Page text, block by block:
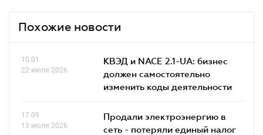
Похожие новости
10.01
22 июля 2026
КВЭД и NACE 2.1-UA: бизнес
должен самостоятельно
изменить коды деятельности
17.09
13 июля 2026
Продали электроэнергию в
сеть - потеряли единый налог